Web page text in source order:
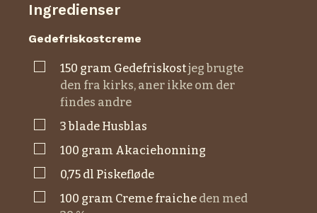
Ingredienser
Gedefriskostcreme
▢150 gram gedefriskostjeg brugte
den fra kirks, aner ikke om der
findes andre
▢3 blade
husblas
▢100 gram
akaciehonning
▢0,75 dl
piskefløde
▢100 gram creme fraiche den med